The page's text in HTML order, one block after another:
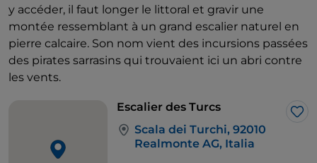
y accéder, il faut longer le littoral et gravir une
montée ressemblant à un grand escalier naturel en
pierre calcaire. Son nom vient des incursions passées
des pirates sarrasins qui trouvaient ici un abri contre
les vents.
Escalier des Turcs
Scala dei Turchi, 92010
Realmonte AG, Italia